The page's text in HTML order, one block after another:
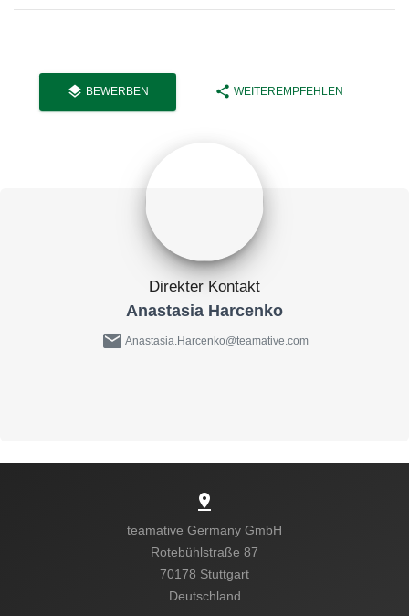
layers BEWERBEN share WEITEREMPFEHLEN
Direkter Kontakt
Anastasia Harcenko
mail Anastasia.Harcenko@teamative.com
Kein passender Job?
pin_drop
teamative Germany GmbH
Rotebühlstraße 87
70178 Stuttgart
Deutschland